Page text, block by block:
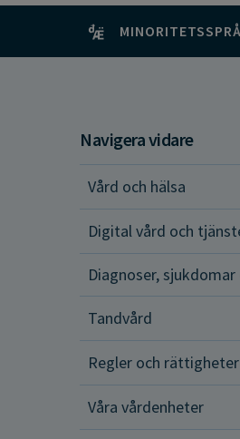
Navigera vidare
Vård och hälsa
Digital vård och
Diagnoser,
Tandvård
Regler och rättigheter
Våra vårdenheter